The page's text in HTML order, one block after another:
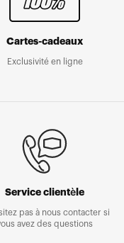
Cartes-cadeaux
Exclusivité en ligne
Service clientèle
pas à nous contacter si
avez des questions